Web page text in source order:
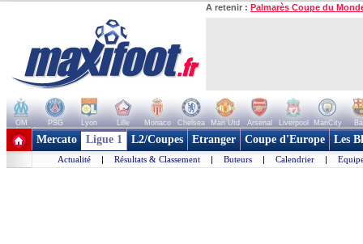
A retenir : Palmarès Coupe du
OM PSG Lyon Lille Monaco Chelsea Man Utd Arsenal Liverpool ManCity
+ de clubs
Mercato Ligue 1 L2/Coupes Etranger Coupe d'Europe Les
Actualité | Résultats & Classement | Buteurs | Calendrier |